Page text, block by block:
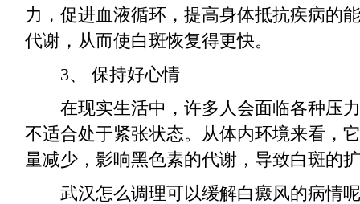
力，促进血液循环，提高身体抵抗疾病的
代谢，从而使白斑恢复得更快。
3、 保持好心情
在现实生活中，许多人会面临各种压力
不适合处于紧张状态。从体内环境来看，
量减少，影响黑色素的代谢，导致白斑的
武汉怎么调理可以缓解白癜风的病情呢